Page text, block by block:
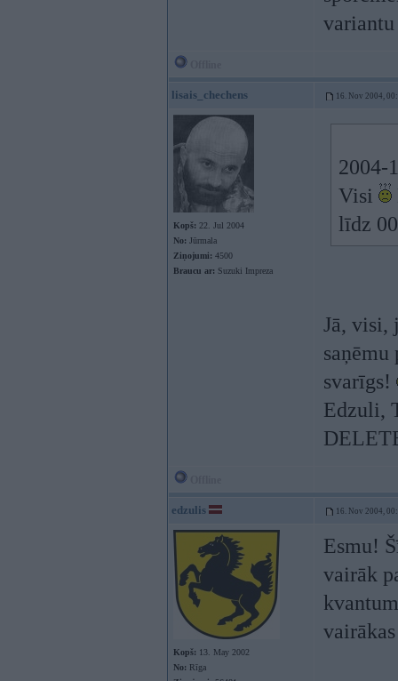
lisais_chechens 16. Nov 2004,
Kopš: 22. Jul 2004
No: Jūrmala
Ziņojumi: 4500
Braucu ar: Suzuki Impreza
2004-
Visi
līdz
Jā, visi,
svarīgs!
Edzuli,
edzulis 16. Nov 2004,
Kopš: 13. May 2002
No: Rīga
Esmu!
vairāk